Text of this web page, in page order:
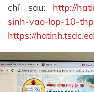
chỉ sau: http://
sinh-vao-lop-10-
https://